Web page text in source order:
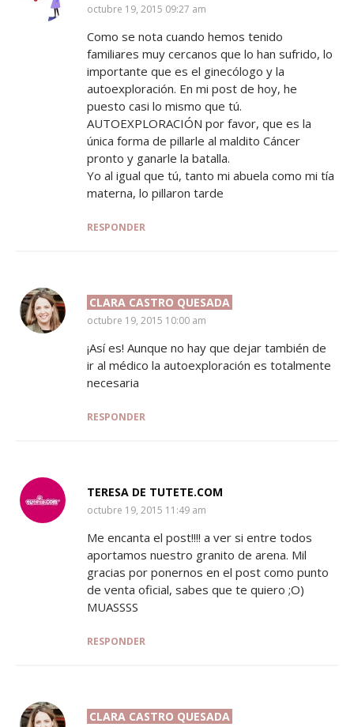
octubre 19, 2015 09:27 am
Como se nota cuando hemos tenido
familiares muy cercanos que lo han sufrido, lo
importante que es el ginecólogo y la
autoexploración. En mi post de hoy, he
puesto casi lo mismo que tú.
AUTOEXPLORACIÓN por favor, que es la
única forma de pillarle al maldito Cáncer
pronto y ganarle la batalla.
Yo al igual que tú, tanto mi abuela como mi tía
materna, lo pillaron tarde
RESPONDER
CLARA CASTRO QUESADA
octubre 19, 2015 10:00 am
¡Así es! Aunque no hay que dejar también de
ir al médico la autoexploración es totalmente
necesaria
RESPONDER
TERESA DE TUTETE.COM
octubre 19, 2015 11:49 am
Me encanta el post!!!! a ver si entre todos
aportamos nuestro granito de arena. Mil
gracias por ponernos en el post como punto
de venta oficial, sabes que te quiero ;O)
MUASSSS
RESPONDER
CLARA CASTRO QUESADA